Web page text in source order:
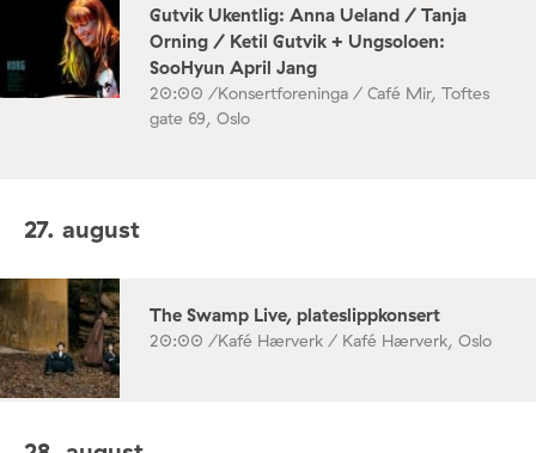
Gutvik Ukentlig: Anna Ueland / Tanja
Orning / Ketil Gutvik + Ungsoloen:
SooHyun April Jang
20:00 /Konsertforeninga / Café Mir, Toftes
gate 69, Oslo
27. august
The Swamp Live, plateslippkonsert
20:00 /Kafé Hærverk / Kafé Hærverk, Oslo